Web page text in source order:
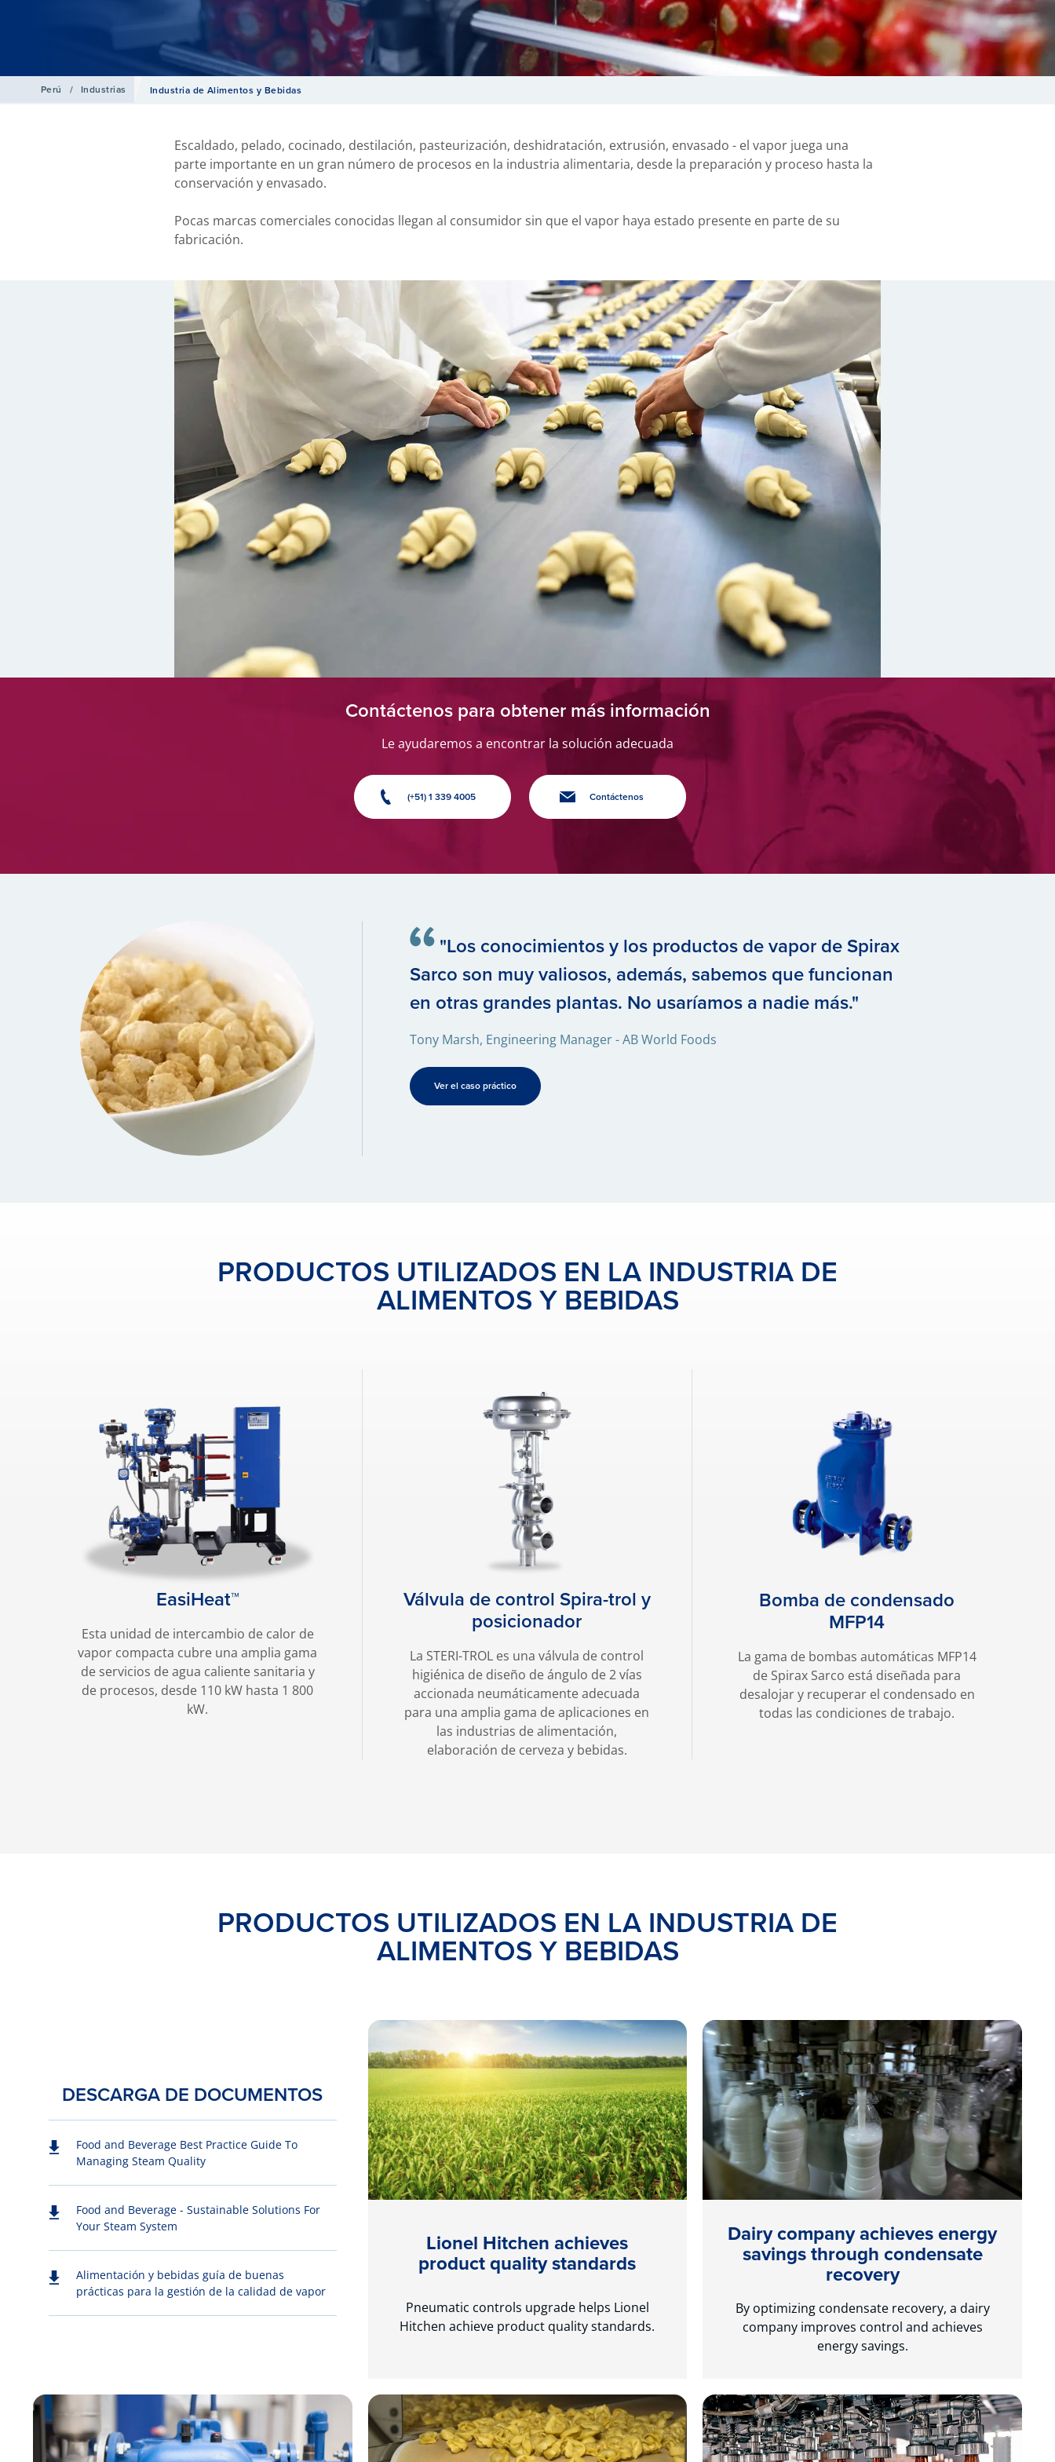
Perú / Industrias Industria de Alimentos y Bebidas
Escaldado, pelado, cocinado, destilación, pasteurización, deshidratación, extrusión, envasado - el vapor juega una
parte importante en un gran número de procesos en la industria alimentaria, desde la preparación y proceso hasta la
conservación y envasado.
Pocas marcas comerciales conocidas llegan al consumidor sin que el vapor haya estado presente en parte de su
fabricación.
Contáctenos para obtener más información
Le ayudaremos a encontrar la solución adecuada
(+51) 1 339 4005 Contáctenos
"Los conocimientos y los productos de vapor de Spirax
Sarco son muy valiosos, además, sabemos que funcionan
en otras grandes plantas. No usaríamos a nadie más."
Tony Marsh, Engineering Manager - AB World Foods
Ver el caso práctico
PRODUCTOS UTILIZADOS EN LA INDUSTRIA DE
ALIMENTOS Y BEBIDAS
EasiHeat™
Esta unidad de intercambio de calor de
vapor compacta cubre una amplia gama
de servicios de agua caliente sanitaria y
de procesos, desde 110 kW hasta 1 800
kW.
Válvula de control Spira-trol y
posicionador
La STERI-TROL es una válvula de control
higiénica de diseño de ángulo de 2 vías
accionada neumáticamente adecuada
para una amplia gama de aplicaciones en
las industrias de alimentación,
elaboración de cerveza y bebidas.
Bomba de condensado
MFP14
La gama de bombas automáticas MFP14
de Spirax Sarco está diseñada para
desalojar y recuperar el condensado en
todas las condiciones de trabajo.
PRODUCTOS UTILIZADOS EN LA INDUSTRIA DE
ALIMENTOS Y BEBIDAS
DESCARGA DE DOCUMENTOS
Food and Beverage Best Practice Guide To
Managing Steam Quality
Food and Beverage - Sustainable Solutions For
Your Steam System
Alimentación y bebidas guía de buenas
prácticas para la gestión de la calidad de vapor
Lionel Hitchen achieves
product quality standards
Pneumatic controls upgrade helps Lionel
Hitchen achieve product quality standards.
Dairy company achieves energy
savings through condensate
recovery
By optimizing condensate recovery, a dairy
company improves control and achieves
energy savings.